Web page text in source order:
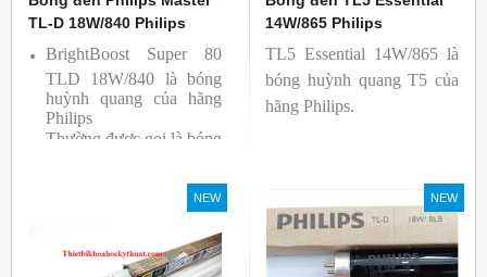
TL-D 18W/840 Philips
BrightBoost Super 80
TLD 18W/840 là bóng
huỳnh quang của hãng
Philips
Thường được gọi là bóng
Bóng có độ hoàn màu
cao(Ra80) cùng quang
14W/865 Philips
TL5 Essential 14W/865 là
bóng huỳnh quang T5 của
hãng Philips.
NEW NEW